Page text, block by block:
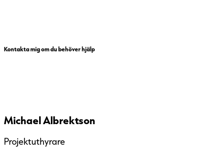
Kontakta mig om du behöver hjälp
Michael Albrektson
Projektuthyrare